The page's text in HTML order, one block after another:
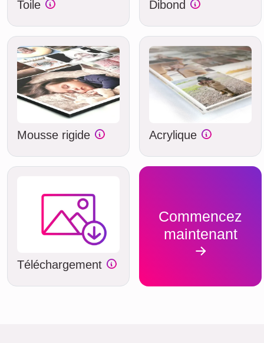
Toile Dibond
Mousse rigide Acrylique
Téléchargement
Commencez
maintenant